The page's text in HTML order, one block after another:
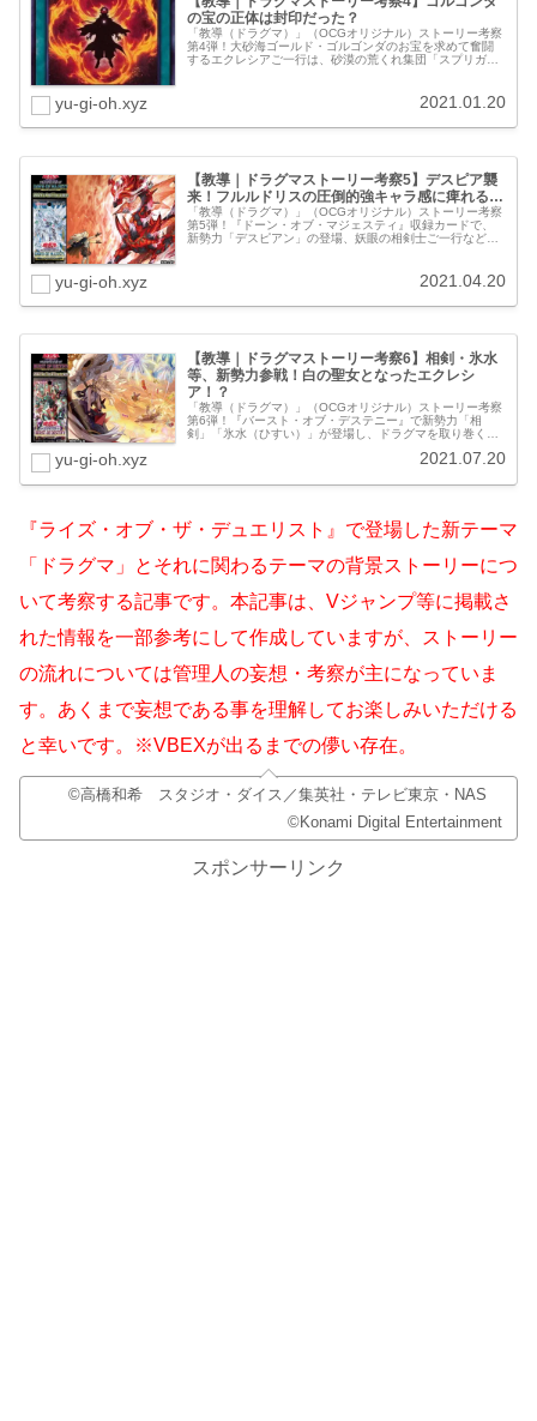
の宝の正体は封印だった？
「教導（ドラグマ）」（OCGオリジナル）ストーリー考察
第4弾！大砂海ゴールド・ゴルゴンダのお宝を求めて奮闘
するエクレシアご一行は、砂漠の荒くれ集団「スプリガン
yu-gi-oh.xyz 2021.01.20
【教導｜ドラグマストーリー考察5】デスピア襲
来！フルルドリスの圧倒的強キャラ感に痺れる…
「教導（ドラグマ）」（OCGオリジナル）ストーリー考察
第5弾！『ドーン・オブ・マジェスティ』収録カードで、
新勢力「デスピアン」の登場、妖眼の相剣士ご一行など、
yu-gi-oh.xyz 2021.04.20
【教導｜ドラグマストーリー考察6】相剣・氷水
等、新勢力参戦！白の聖女となったエクレシ
ア！？
「教導（ドラグマ）」（OCGオリジナル）ストーリー考察
第6弾！『バースト・オブ・デステニー』で新勢力「相
剣」「氷水（ひすい）」が登場し、ドラグマを取り巻くス
yu-gi-oh.xyz 2021.07.20
『ライズ・オブ・ザ・デュエリスト』で登場した新テーマ
「ドラグマ」とそれに関わるテーマの背景ストーリーにつ
いて考察する記事です。本記事は、Vジャンプ等に掲載さ
れた情報を一部参考にして作成していますが、ストーリー
の流れについては管理人の妄想・考察が主になっていま
す。あくまで妄想である事を理解してお楽しみいただける
と幸いです。※VBEXが出るまでの儚い存在。
©高橋和希 スタジオ・ダイス／集英社・テレビ東京・NAS
©Konami Digital Entertainment
スポンサーリンク